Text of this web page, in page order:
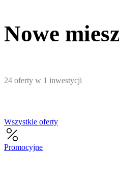
Nowe
24 oferty w 1 inwestycji
Wszystkie oferty
Promocyjne